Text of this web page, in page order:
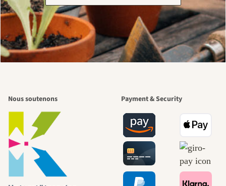
Nous soutenons Payment & Security